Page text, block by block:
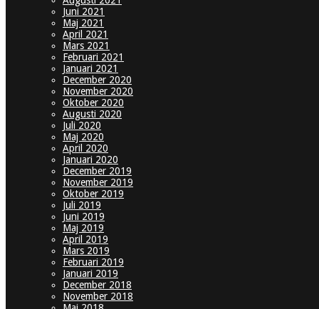
Juni 2021
Maj 2021
April 2021
Mars 2021
Februari 2021
Januari 2021
December 2020
November 2020
Oktober 2020
Augusti 2020
Juli 2020
Maj 2020
April 2020
Januari 2020
December 2019
November 2019
Oktober 2019
Juli 2019
Juni 2019
Maj 2019
April 2019
Mars 2019
Februari 2019
Januari 2019
December 2018
November 2018